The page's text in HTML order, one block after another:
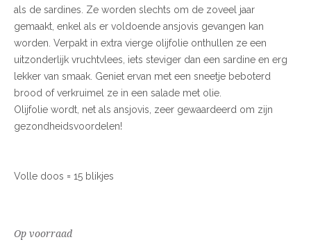
als de sardines. Ze worden slechts om de zoveel jaar
gemaakt, enkel als er voldoende ansjovis gevangen kan
worden. Verpakt in extra vierge olijfolie onthullen ze een
uitzonderlijk vruchtvlees, iets steviger dan een sardine en erg
lekker van smaak. Geniet ervan met een sneetje beboterd
brood of verkruimel ze in een salade met olie.
Olijfolie wordt, net als ansjovis, zeer gewaardeerd om zijn
gezondheidsvoordelen!
Volle doos = 15 blikjes
Op voorraad